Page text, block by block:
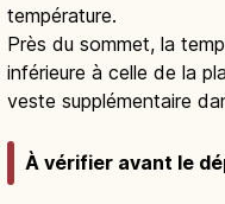
température.
Près du sommet, la
inférieure à celle de la
veste supplémentaire
À vérifier avant le